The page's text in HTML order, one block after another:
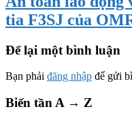
tia F3SJ của
Để lại một bình luận
Bạn phải đăng nhập để gửi
Biến tần A → Z